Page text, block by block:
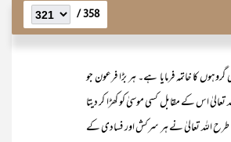
358 /
کا خاتمہ فرمایا ہے۔ ہر بڑا فرعون جو
تعالیٰ اس کے مقابل کسی موسیٰ کو کھڑا کر دیتا
اللہ تعالیٰ نے ہر سرکش اور فسادی کے